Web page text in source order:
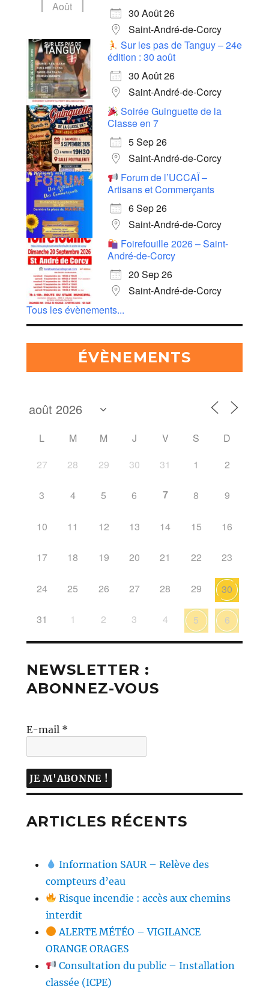
Août
30 Août 26
Saint-André-de-Corcy
Sur les pas de Tanguy – 24e
édition : 30 août
30 Août 26
Saint-André-de-Corcy
Soirée Guinguette de la
Classe en 7
5 Sep 26
Saint-André-de-Corcy
Forum de l’UCCAÏ –
Artisans et Commerçants
6 Sep 26
Saint-André-de-Corcy
Foirefouille 2026 – Saint-
André-de-Corcy
20 Sep 26
Saint-André-de-Corcy
Tous les évènements...
ÉVÈNEMENTS
L M M J V S
D
27
28 29 30 31 1 2
3 4 5 6 7 8 9
10 11 12 13 14 15 16
17 18 19 20 21 22 23
24 25 26 27 28 29 30
31 1 2 3 4 5 6
NEWSLETTER :
ABONNEZ-VOUS
E-mail *
ARTICLES RÉCENTS
Information SAUR – Relève des
compteurs d’eau
Risque incendie : accès aux chemins
interdit
ALERTE MÉTÉO – VIGILANCE
ORANGE ORAGES
Consultation du public – Installation
classée (ICPE)